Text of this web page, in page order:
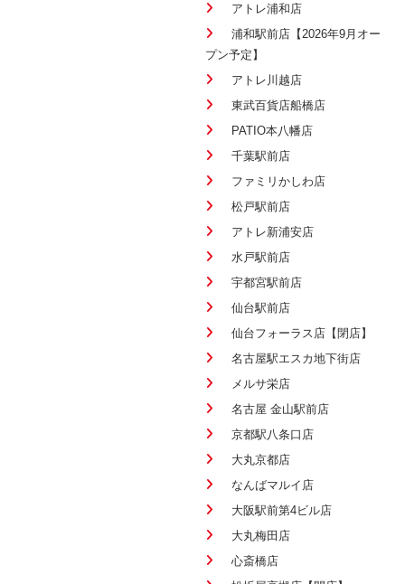
アトレ浦和店
浦和駅前店【2026年9月オー
プン予定】
アトレ川越店
東武百貨店船橋店
PATIO本八幡店
千葉駅前店
ファミリかしわ店
松戸駅前店
アトレ新浦安店
水戸駅前店
宇都宮駅前店
仙台駅前店
仙台フォーラス店【閉店】
名古屋駅エスカ地下街店
メルサ栄店
名古屋 金山駅前店
京都駅八条口店
大丸京都店
なんばマルイ店
大阪駅前第4ビル店
大丸梅田店
心斎橋店